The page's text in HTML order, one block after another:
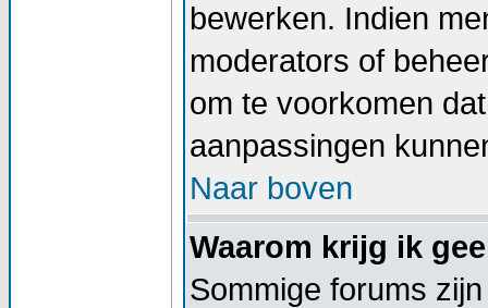
bewerken. Indien
moderators of
om te voorkomen
aanpassingen
Naar boven
Waarom krijg ik
Sommige forums